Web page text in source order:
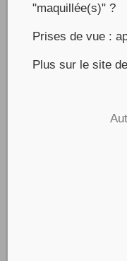
"maquillée(s)" ?
Prises de vue :
Plus sur le site